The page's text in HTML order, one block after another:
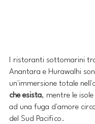
I ristoranti sottomarini
Anantara e Hurawalhi
un'immersione totale
che esista, mentre le
ad una fuga d'amore
del Sud Pacifico.